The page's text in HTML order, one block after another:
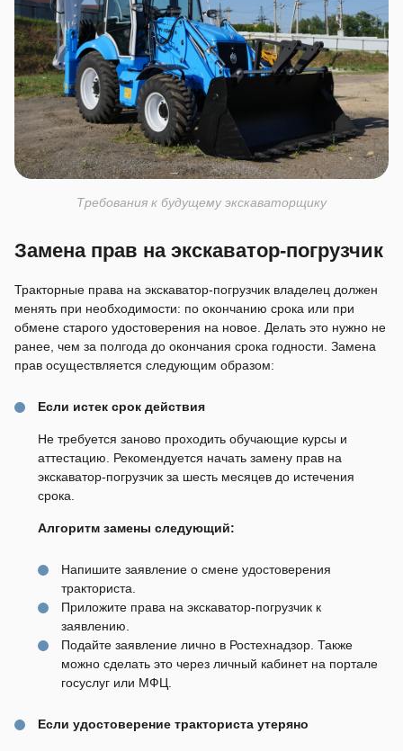
Требования к будущему экскаваторщику
Замена прав на экскаватор-погрузчик
Тракторные права на экскаватор-погрузчик владелец должен
менять при необходимости: по окончанию срока или при
обмене старого удостоверения на новое. Делать это нужно не
ранее, чем за полгода до окончания срока годности. Замена
прав осуществляется следующим образом:
Если истек срок действия
Не требуется заново проходить обучающие курсы и
аттестацию. Рекомендуется начать замену прав на
экскаватор-погрузчик за шесть месяцев до истечения
срока.
Алгоритм замены следующий:
Напишите заявление о смене удостоверения
тракториста.
Приложите права на экскаватор-погрузчик к
заявлению.
Подайте заявление лично в Ростехнадзор. Также
можно сделать это через личный кабинет на портале
госуслуг или МФЦ.
Если удостоверение тракториста утеряно